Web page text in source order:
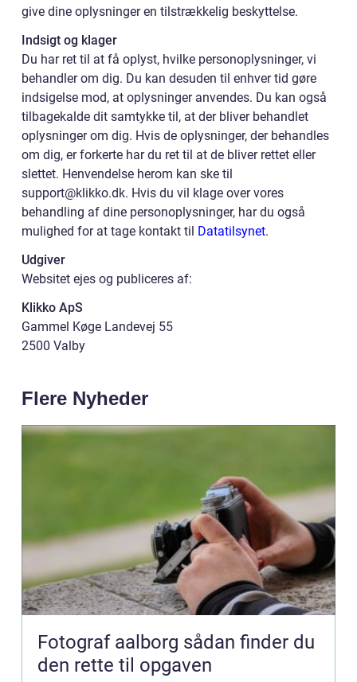
give dine oplysninger en tilstrækkelig beskyttelse.
Indsigt og klager
Du har ret til at få oplyst, hvilke personoplysninger, vi
behandler om dig. Du kan desuden til enhver tid gøre
indsigelse mod, at oplysninger anvendes. Du kan også
tilbagekalde dit samtykke til, at der bliver behandlet
oplysninger om dig. Hvis de oplysninger, der behandles
om dig, er forkerte har du ret til at de bliver rettet eller
slettet. Henvendelse herom kan ske til
support@klikko.dk. Hvis du vil klage over vores
behandling af dine personoplysninger, har du også
mulighed for at tage kontakt til Datatilsynet.
Udgiver
Websitet ejes og publiceres af:
Klikko ApS
Gammel Køge Landevej 55
2500 Valby
Flere Nyheder
Fotograf aalborg sådan finder du
den rette til opgaven